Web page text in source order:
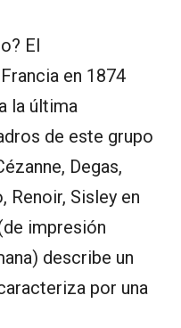
El
en 1874
la última
de este grupo
Degas,
Renoir, Sisley en
impresión
describe un
por una